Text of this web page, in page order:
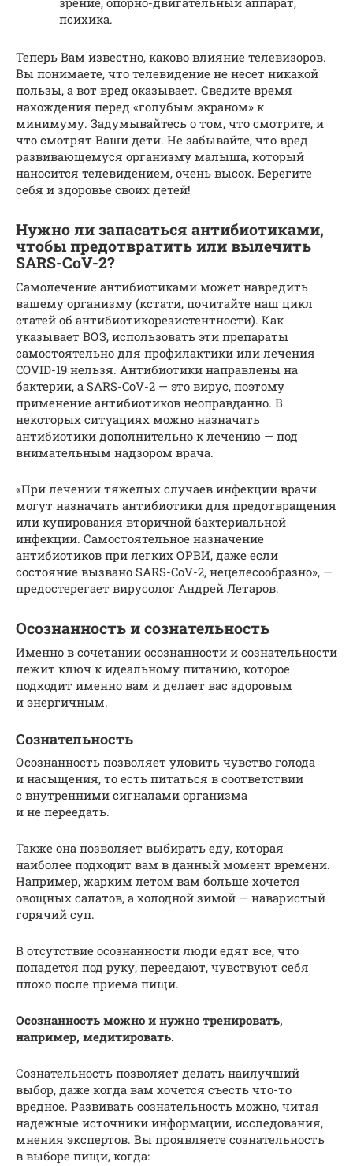
психика.
Теперь Вам известно, каково влияние телевизоров.
Вы понимаете, что телевидение не несет никакой
пользы, а вот вред оказывает. Сведите время
нахождения перед «голубым экраном» к
минимуму. Задумывайтесь о том, что смотрите, и
что смотрят Ваши дети. Не забывайте, что вред
развивающемуся организму малыша, который
наносится телевидением, очень высок. Берегите
себя и здоровье своих детей!
Нужно ли запасаться антибиотиками,
чтобы предотвратить или вылечить
SARS-CoV-2?
Самолечение антибиотиками может навредить
вашему организму (кстати, почитайте наш цикл
статей об антибиотикорезистентности). Как
указывает ВОЗ, использовать эти препараты
самостоятельно для профилактики или лечения
COVID-19 нельзя. Антибиотики направлены на
бактерии, а SARS-CoV-2 — это вирус, поэтому
применение антибиотиков неоправданно. В
некоторых ситуациях можно назначать
антибиотики дополнительно к лечению — под
внимательным надзором врача.
«При лечении тяжелых случаев инфекции врачи
могут назначать антибиотики для предотвращения
или купирования вторичной бактериальной
инфекции. Самостоятельное назначение
антибиотиков при легких ОРВИ, даже если
состояние вызвано SARS-CoV-2, нецелесообразно», —
предостерегает вирусолог Андрей Летаров.
Осознанность и сознательность
Именно в сочетании осознанности и сознательности
лежит ключ к идеальному питанию, которое
подходит именно вам и делает вас здоровым
и энергичным.
Сознательность
Осознанность позволяет уловить чувство голода
и насыщения, то есть питаться в соответствии
с внутренними сигналами организма
и не переедать.
Также она позволяет выбирать еду, которая
наиболее подходит вам в данный момент времени.
Например, жарким летом вам больше хочется
овощных салатов, а холодной зимой — наваристый
горячий суп.
В отсутствие осознанности люди едят все, что
попадется под руку, переедают, чувствуют себя
плохо после приема пищи.
Осознанность можно и нужно тренировать,
например, медитировать.
Сознательность позволяет делать наилучший
выбор, даже когда вам хочется съесть что-то
вредное. Развивать сознательность можно, читая
надежные источники информации, исследования,
мнения экспертов. Вы проявляете сознательность
в выборе пищи, когда: